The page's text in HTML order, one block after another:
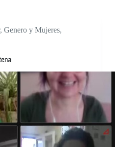
, Genero y Mujeres,